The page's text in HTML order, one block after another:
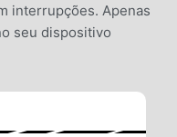
interrupções. Apenas
seu dispositivo